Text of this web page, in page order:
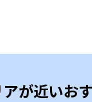
が近いお